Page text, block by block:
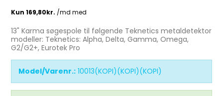
13" Karma søgespole til følgende Teknetics metaldetektor
modeller: Teknetics: Alpha, Delta, Gamma, Omega,
G2/G2+, Eurotek Pro
Model/Varenr.: 10013(KOPI)(KOPI)(KOPI)